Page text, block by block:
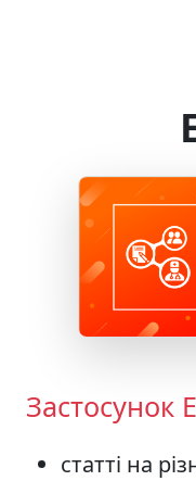
Застосунок
статті на